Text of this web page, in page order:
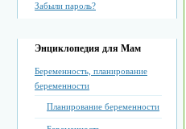
Забыли пароль?
Энциклопедия для Мам
Беременность, планирование
беременности
Планирование беременности